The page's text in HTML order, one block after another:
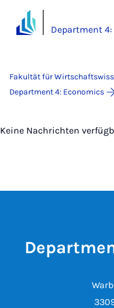
Department
Fakultät für
Department 4: Economics
Keine Nachrichten